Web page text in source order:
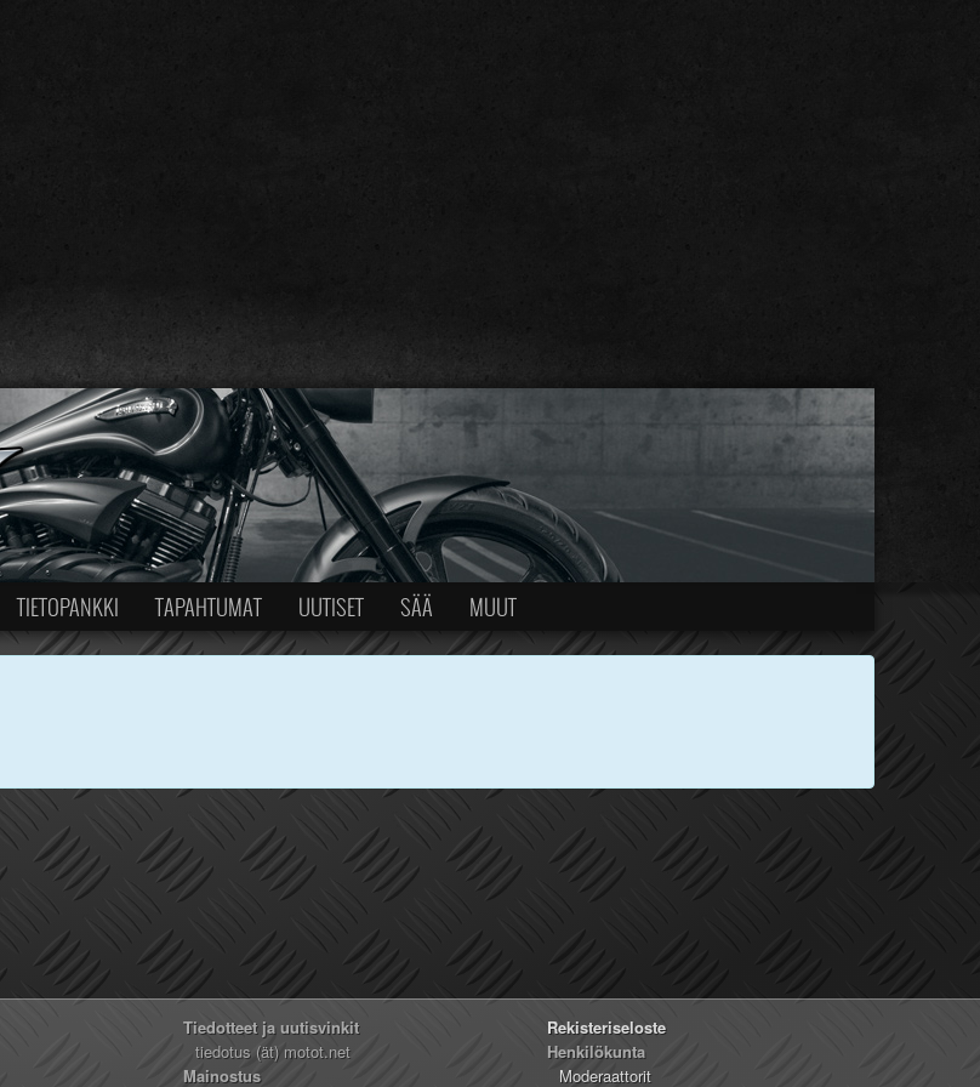
TIETOPANKKI TAPAHTUMAT UUTISET SÄÄ MUUT
Tiedotteet ja uutisvinkit
tiedotus (ät) motot.net
Mainostus
Rekisteriseloste
Henkilökunta
Moderaattorit